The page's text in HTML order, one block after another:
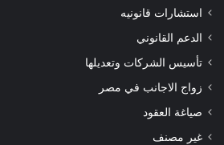
استشارات قانونيه
الدعم القانوني
تأسيس الشركات وتعديلها
زواج الاجانب في مصر
صياغة العقود
غير مصنف